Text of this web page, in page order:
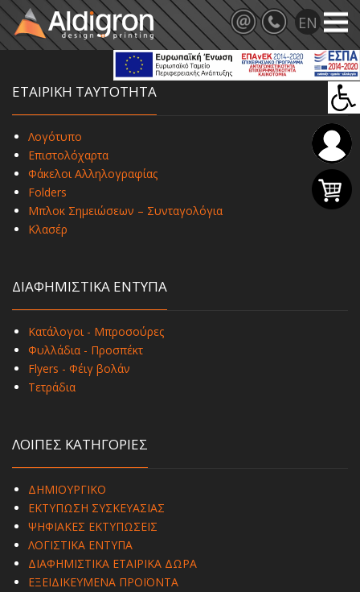
ΕΤΑΙΡΙΚΗ ΤΑΥΤΟΤΗΤΑ
Λογότυπο
Επιστολόχαρτα
Φάκελοι Αλληλογραφίας
Folders
Μπλοκ Σημειώσεων – Συνταγολόγια
Κλασέρ
ΔΙΑΦΗΜΙΣΤΙΚΑ ΕΝΤΥΠΑ
Κατάλογοι - Μπροσούρες
Φυλλάδια - Προσπέκτ
Flyers - Φέιγ βολάν
Τετράδια
ΛΟΙΠΕΣ ΚΑΤΗΓΟΡΙΕΣ
ΔΗΜΙΟΥΡΓΙΚΟ
ΕΚΤΥΠΩΣΗ ΣΥΣΚΕΥΑΣΙΑΣ
ΨΗΦΙΑΚΕΣ ΕΚΤΥΠΩΣΕΙΣ
ΛΟΓΙΣΤΙΚΑ ΕΝΤΥΠΑ
ΔΙΑΦΗΜΙΣΤΙΚΑ ΕΤΑΙΡΙΚΑ ΔΩΡΑ
ΕΞΕΙΔΙΚΕΥΜΕΝΑ ΠΡΟΪΟΝΤΑ